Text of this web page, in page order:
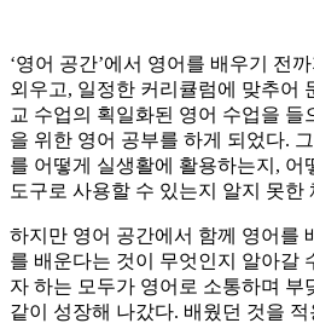
‘영어 공간’에서 영어를 배우기 전
외우고, 일정한 커리큘럼에 맞추어
교 수업의 획일화된 영어 수업을
을 위한 영어 공부를 하게 되었다.
를 어떻게 실생활에 활용하는지, 어
도구로 사용할 수 있는지 알지 못한
하지만 영어 공간에서 함께 영어를
를 배운다는 것이 무엇인지 알아갈
자 하는 모두가 영어로 소통하며 부
같이 성장해 나갔다. 배웠던 것을